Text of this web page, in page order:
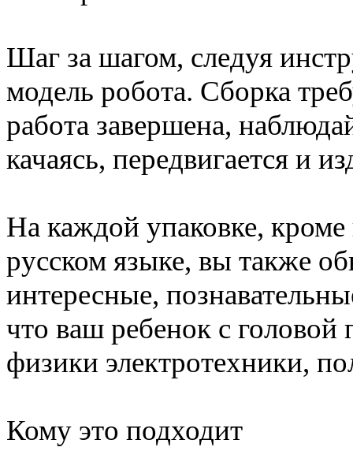
Шаг за шагом, следуя
модель робота. Сборка
работа завершена,
качаясь, передвигается и
На каждой упаковке,
русском языке, вы также
интересные,
что ваш ребенок с
физики электротехники,
Кому это подходит